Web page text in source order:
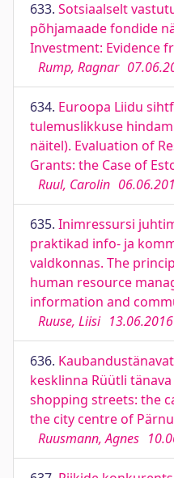
633. Sotsiaalselt
põhjamaade fondide
Investment: Evidence
Rump, Ragnar
634. Euroopa Liidu
tulemuslikkuse
näitel). Evaluation of
Grants: the Case of
Ruul, Carolin
635. Inimressursi
praktikad info- ja
valdkonnas. The
human resource
information and
Ruuse, Liisi 13.06.2016
636.
kesklinna Rüütli
shopping streets: the
the city centre of Pärnu
Ruusmann, Agnes